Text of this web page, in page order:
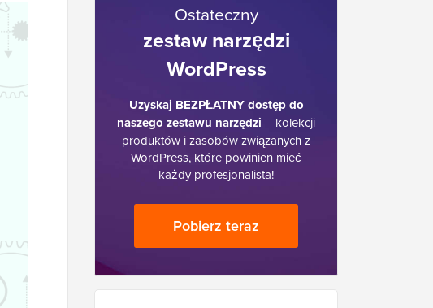
Ostateczny
zestaw narzędzi
WordPress
Uzyskaj BEZPŁATNY dostęp do
naszego zestawu narzędzi – kolekcji
produktów i zasobów związanych z
WordPress, które powinien mieć
każdy profesjonalista!
Pobierz teraz